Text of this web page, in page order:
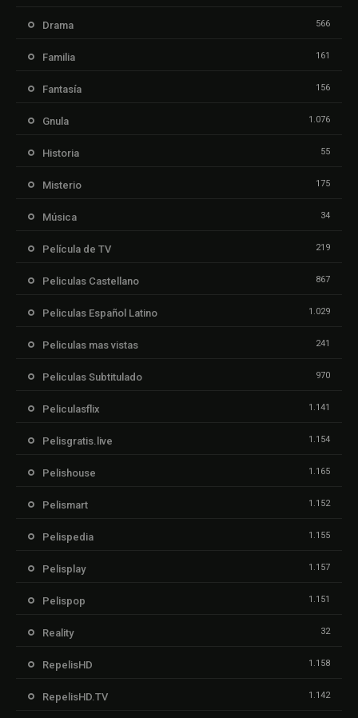
Drama 566
Familia 161
Fantasía 156
Gnula 1.076
Historia 55
Misterio 175
Música 34
Película de TV 219
Peliculas Castellano 867
Peliculas Español Latino 1.029
Peliculas mas vistas 241
Peliculas Subtitulado 970
Peliculasflix 1.141
Pelisgratis.live 1.154
Pelishouse 1.165
Pelismart 1.152
Pelispedia 1.155
Pelisplay 1.157
Pelispop 1.151
Reality 32
RepelisHD 1.158
RepelisHD.TV 1.142